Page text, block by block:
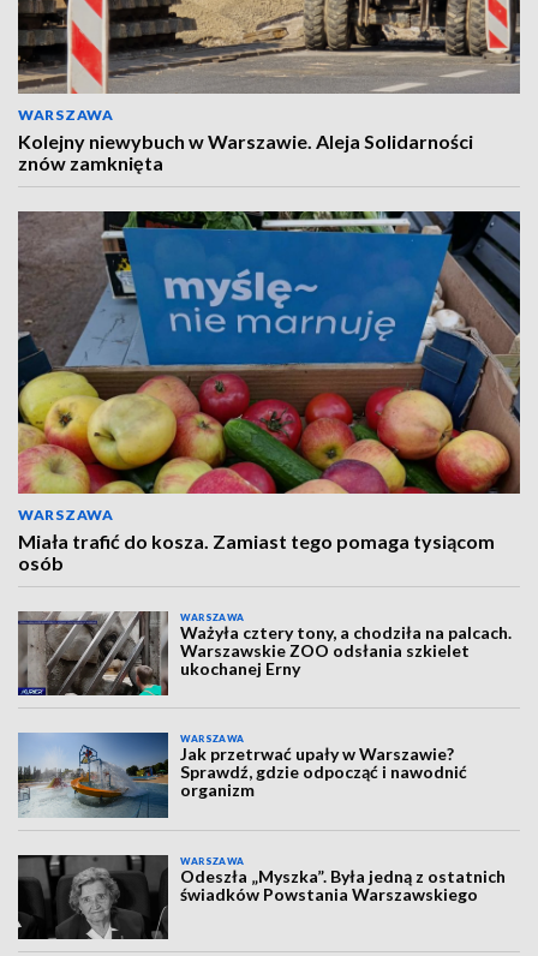
WARSZAWA
Kolejny niewybuch w Warszawie. Aleja Solidarności
znów zamknięta
WARSZAWA
Miała trafić do kosza. Zamiast tego pomaga tysiącom
osób
WARSZAWA
Ważyła cztery tony, a chodziła na palcach.
Warszawskie ZOO odsłania szkielet
ukochanej Erny
WARSZAWA
Jak przetrwać upały w Warszawie?
Sprawdź, gdzie odpocząć i nawodnić
organizm
WARSZAWA
Odeszła „Myszka”. Była jedną z ostatnich
świadków Powstania Warszawskiego